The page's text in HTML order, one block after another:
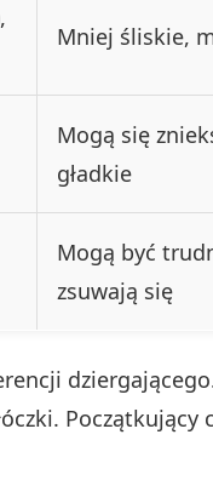
Mniej śliskie,
Mogą się
gładkie
Mogą być
zsuwają się